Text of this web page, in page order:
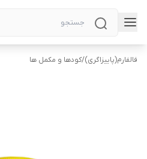
فالفارم(پاییزاگری)/کودها و مکمل ها